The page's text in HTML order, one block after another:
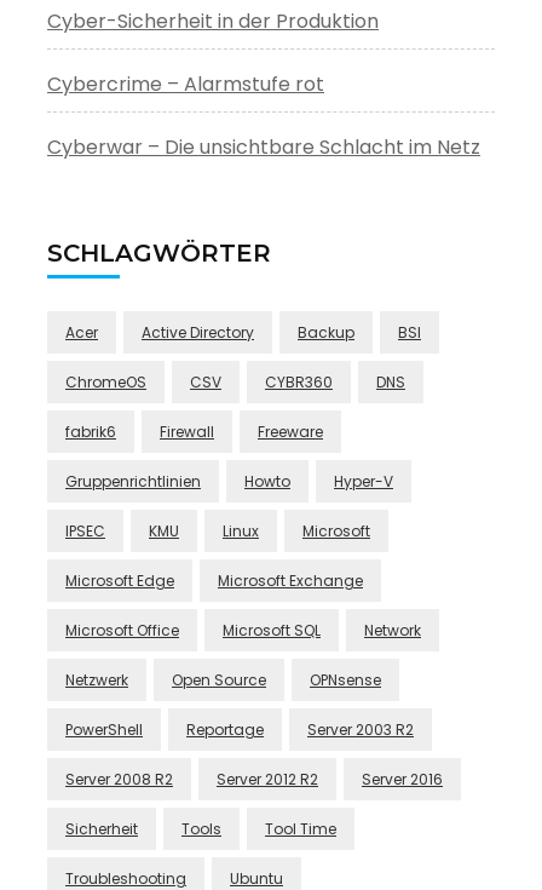
Cyber-Sicherheit in der Produktion
Cybercrime – Alarmstufe rot
Cyberwar – Die unsichtbare Schlacht im Netz
SCHLAGWÖRTER
Acer Active Directory Backup BSI
ChromeOS CSV CYBR360 DNS
fabrik6 Firewall Freeware
Gruppenrichtlinien Howto Hyper-V
IPSEC KMU Linux Microsoft
Microsoft Edge Microsoft Exchange
Microsoft Office Microsoft SQL Network
Netzwerk Open Source OPNsense
PowerShell Reportage Server 2003 R2
Server 2008 R2 Server 2012 R2 Server 2016
Sicherheit Tools Tool Time
Troubleshooting Ubuntu